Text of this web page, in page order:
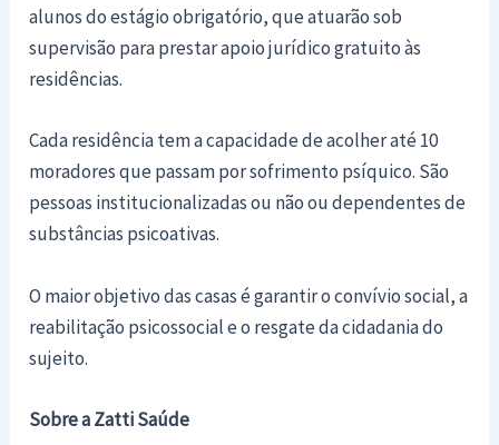
alunos do estágio obrigatório, que atuarão sob
supervisão para prestar apoio jurídico gratuito às
residências.
Cada residência tem a capacidade de acolher até 10
moradores que passam por sofrimento psíquico. São
pessoas institucionalizadas ou não ou dependentes de
substâncias psicoativas.
O maior objetivo das casas é garantir o convívio social, a
reabilitação psicossocial e o resgate da cidadania do
sujeito.
Sobre a Zatti Saúde